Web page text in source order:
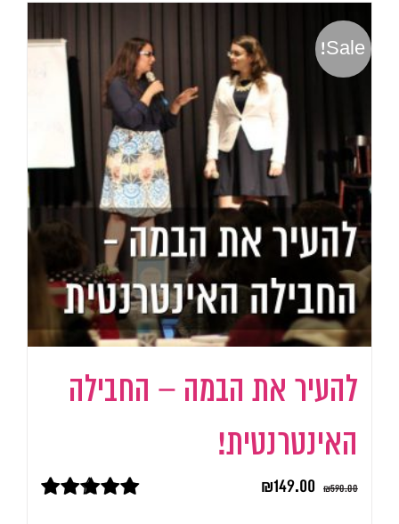
Sale!
להעיר את הבמה – החבילה
האינטרנטית!
₪590.00
₪149.00